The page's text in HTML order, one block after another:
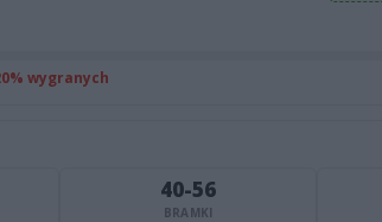
wygranych
40-56
BRAMKI